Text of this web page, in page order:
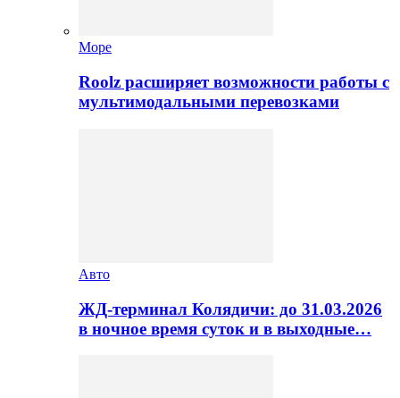
Море
Roolz расширяет возможности работы с
мультимодальными перевозками
Авто
ЖД-терминал Колядичи: до 31.03.2026
в ночное время суток и в выходные…